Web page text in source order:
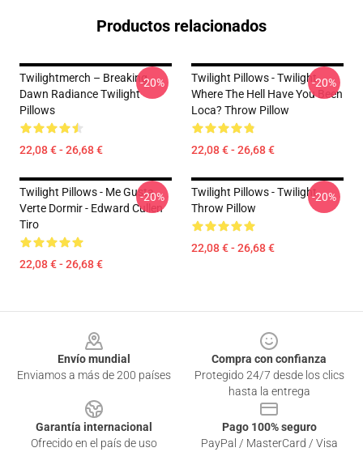
Productos relacionados
Twilightmerch – Breaking
Dawn Radiance Twilight
Pillows
22,08 € - 26,68 €
-20%
Twilight Pillows - Twilight
Where The Hell Have You Been
Loca? Throw Pillow
22,08 € - 26,68 €
-20%
Twilight Pillows - Me Gusta
Verte Dormir - Edward Cullen
Tiro
22,08 € - 26,68 €
-20%
Twilight Pillows - Twilight
Throw Pillow
22,08 € - 26,68 €
-20%
Envío mundial
Enviamos a más de 200 países
Compra con confianza
Protegido 24/7 desde los clics
hasta la entrega
Garantía internacional
Ofrecido en el país de uso
Pago 100% seguro
PayPal / MasterCard / Visa